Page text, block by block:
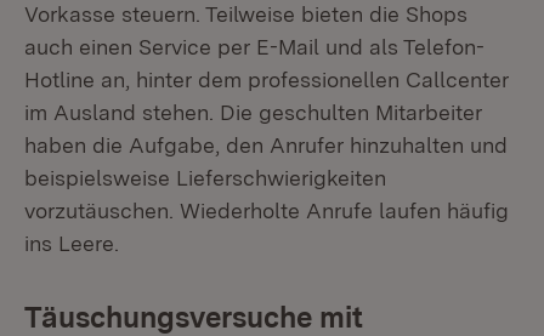
Vorkasse steuern. Teilweise bieten die Shops
auch einen Service per E-Mail und als Telefon-
Hotline an, hinter dem professionellen Callcenter
im Ausland stehen. Die geschulten Mitarbeiter
haben die Aufgabe, den Anrufer hinzuhalten und
beispielsweise Lieferschwierigkeiten
vorzutäuschen. Wiederholte Anrufe laufen häufig
ins Leere.
Täuschungsversuche mit